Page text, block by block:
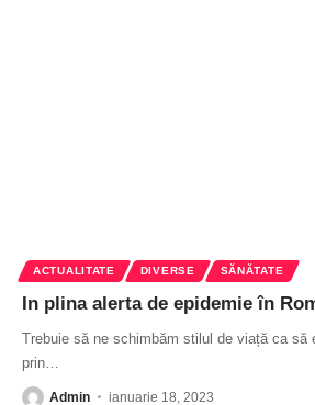
ACTUALITATE DIVERSE SĂNĂTATE
In plina alerta de epidemie în
Trebuie să ne schimbăm stilul de viață ca să
prin
Admin ianuarie 18, 2023